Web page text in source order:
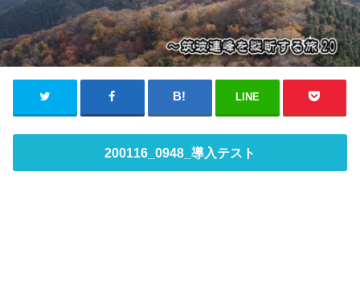
LINE
200116_0948_導入テスト